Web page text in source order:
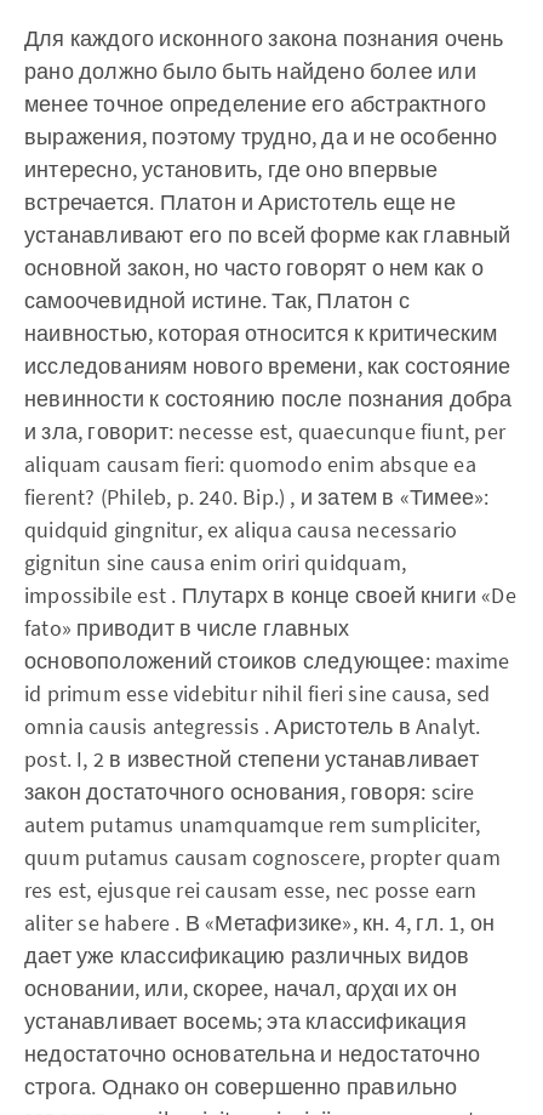
Для каждого исконного закона познания очень
рано должно было быть найдено более или
менее точное определение его абстрактного
выражения, поэтому трудно, да и не особенно
интересно, установить, где оно впервые
встречается. Платон и Аристотель еще не
устанавливают его по всей форме как главный
основной закон, но часто говорят о нем как о
самоочевидной истине. Так, Платон с
наивностью, которая относится к критическим
исследованиям нового времени, как состояние
невинности к состоянию после познания добра
и зла, говорит: necesse est, quaecunque fiunt, per
aliquam causam fieri: quomodo enim absque ea
fierent? (Phileb, p. 240. Bip.) , и затем в «Тимее»:
quidquid gingnitur, ex aliqua causa necessario
gignitun sine causa enim oriri quidquam,
impossibile est . Плутарх в конце своей книги «De
fato» приводит в числе главных
основоположений стоиков следующее: maxime
id primum esse videbitur nihil fieri sine causa, sed
omnia causis antegressis . Аристотель в Analyt.
post. I, 2 в известной степени устанавливает
закон достаточного основания, говоря: scire
autem putamus unamquamque rem sumpliciter,
quum putamus causam cognoscere, propter quam
res est, ejusque rei causam esse, nec posse earn
aliter se habere . В «Метафизике», кн. 4, гл. 1, он
дает уже классификацию различных видов
основании, или, скорее, начал, αρχαι их он
устанавливает восемь; эта классификация
недостаточно основательна и недостаточно
строга. Однако он совершенно правильно